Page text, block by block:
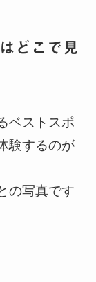
どこで見
ベストスポ
験するのが
の写真です